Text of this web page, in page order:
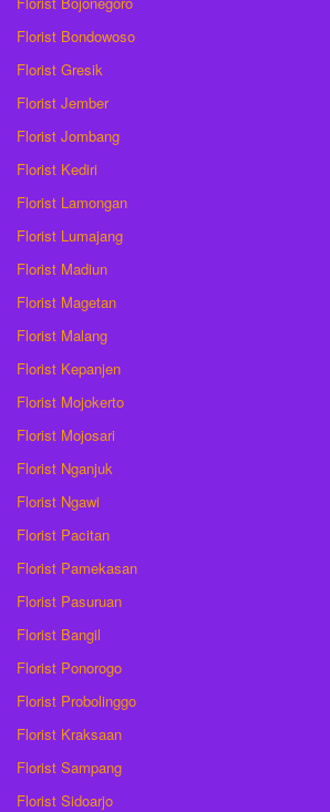
Florist Bondowoso
Florist Gresik
Florist Jember
Florist Jombang
Florist Kediri
Florist Lamongan
Florist Lumajang
Florist Madiun
Florist Magetan
Florist Malang
Florist Kepanjen
Florist Mojokerto
Florist Mojosari
Florist Nganjuk
Florist Ngawi
Florist Pacitan
Florist Pamekasan
Florist Pasuruan
Florist Bangil
Florist Ponorogo
Florist Probolinggo
Florist Kraksaan
Florist Sampang
Florist Sidoarjo